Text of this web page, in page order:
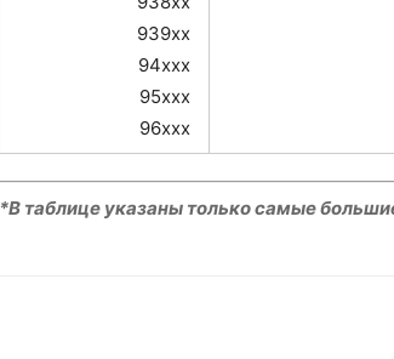
939xx
94xxx
95xxx
96xxx
*В таблице указаны только самые